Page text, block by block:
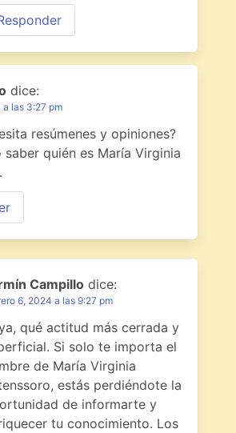
dice:
las 3:27 pm
resúmenes y opiniones?
saber quién es María Virginia
Campillo dice:
6, 2024 a las 9:27 pm
qué actitud más cerrada y
Si solo te importa el
de María Virginia
estás perdiéndote la
de informarte y
tu conocimiento. Los